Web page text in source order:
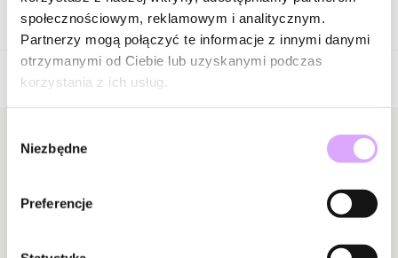
społecznościowym, reklamowym i analitycznym.
Partnerzy mogą połączyć te informacje z innymi danymi
otrzymanymi od Ciebie lub uzyskanymi podczas
korzystania z ich usług.
zgody
Niezbędne
Preferencje
Kolor surowca: złoty.
Elementy: cyrkonie, masa perłowa.
Wielkość kolczyków: 0,94 cm x 5,58 cm.
Opinie
Bądź pierwszą osobą, która podzieli się opinią o tym
Powiadomienie
Newsletter